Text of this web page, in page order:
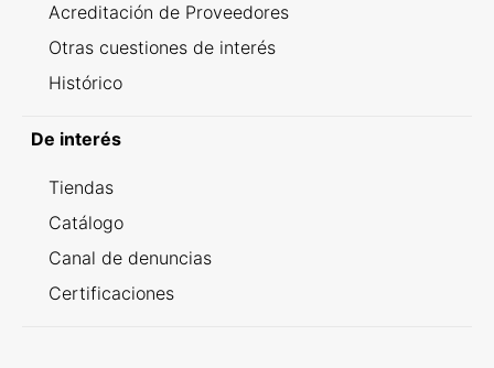
Acreditación de Proveedores
Otras cuestiones de interés
Histórico
De interés
Tiendas
Catálogo
Canal de denuncias
Certificaciones